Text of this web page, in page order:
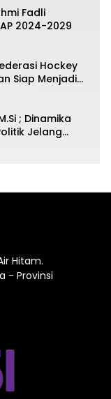
Fadli
2024-2029
Hockey
Siap Menjadi
; Dinamika
Jelang
Hitam.
- Provinsi